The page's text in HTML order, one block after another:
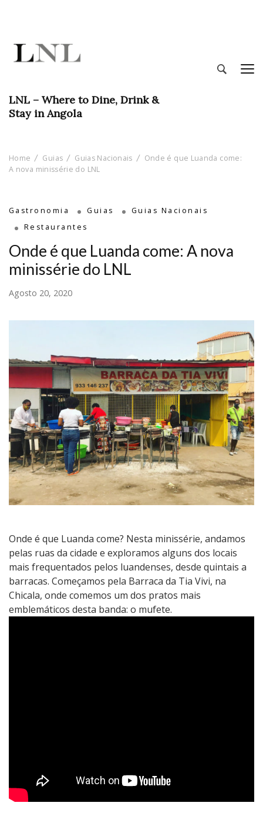
LNL – Where to Dine, Drink &
Stay in Angola
Home Guias Guias Nacionais
Onde é que Luanda come:
A nova minissérie do LNL
Gastronomia Guias
Guias Nacionais
Restaurantes
Onde é que Luanda come: A nova
minissérie do LNL
Agosto 20, 2020
Onde é que Luanda come? Nesta minissérie, andamos
pelas ruas da cidade e exploramos alguns dos locais
mais frequentados pelos luandenses, desde quintais a
barracas. Começamos pela Barraca da Tia Vivi, na
Chicala, onde comemos um dos pratos mais
emblemáticos desta banda: o mufete.